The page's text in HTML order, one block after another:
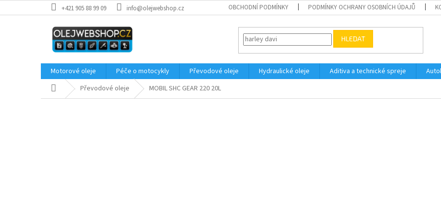
na
+421 905 88 99 09 info@olejwebshop.cz OBCHODNÍ PODMÍNKY PODMÍNKY OCHRANY OSOBNÍCH ÚDAJŮ
HLEDAT
Motorové oleje Péče o motocykly Převodové oleje Hydraulické oleje Aditiva a technické spreje
Domů Převodové oleje MOBIL SHC GEAR 220 20L